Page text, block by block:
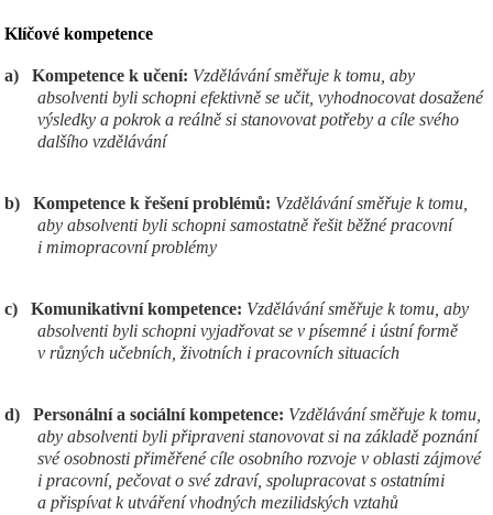
Klíčové kompetence
a) Kompetence k učení: Vzdělávání směřuje k tomu, aby
absolventi byli schopni efektivně se učit, vyhodnocovat dosažené
výsledky a pokrok a reálně si stanovovat potřeby a cíle svého
dalšího vzdělávání
b) Kompetence k řešení problémů: Vzdělávání směřuje k tomu,
aby absolventi byli schopni samostatně řešit běžné pracovní
i mimopracovní problémy
c) Komunikativní kompetence: Vzdělávání směřuje k tomu, aby
absolventi byli schopni vyjadřovat se v písemné i ústní formě
v různých učebních, životních i pracovních situacích
d) Personální a sociální kompetence: Vzdělávání směřuje k tomu,
aby absolventi byli připraveni stanovovat si na základě poznání
své osobnosti přiměřené cíle osobního rozvoje v oblasti zájmové
i pracovní, pečovat o své zdraví, spolupracovat s ostatními
a přispívat k utváření vhodných mezilidských vztahů